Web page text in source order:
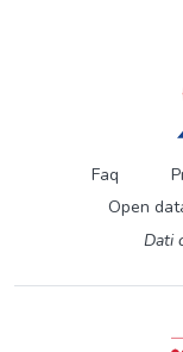
Faq
Open
Dati